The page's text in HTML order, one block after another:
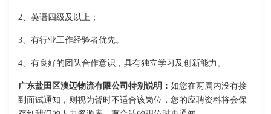
2、英语四级及以上；
3、有行业工作经验者优先。
4、有良好的团队合作意识，具有独立学习及创新能力。
广东盐田区澳迈物流有限公司特别说明： 如您在两周内没有接
到面试通知，则视为暂时不适合该岗位，您的应聘资料将会保